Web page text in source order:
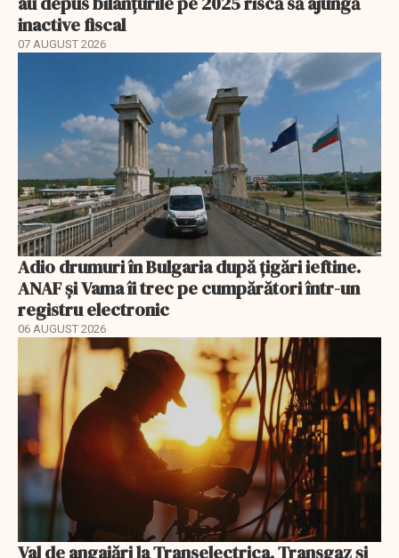
inactive fiscal
07 AUGUST 2026
Adio drumuri în Bulgaria după țigări ieftine.
ANAF și Vama îi trec pe cumpărători într-un
registru electronic
06 AUGUST 2026
Val de angajări la Transelectrica, Transgaz și